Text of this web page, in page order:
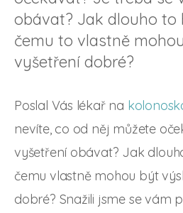
obávat? Jak dlouho to
čemu to vlastně
vyšetření dobré?
Poslal Vás lékař na
nevíte, co od něj můžete
vyšetření obávat? Jak
čemu vlastně mohou být
dobré? Snažili jsme se vám